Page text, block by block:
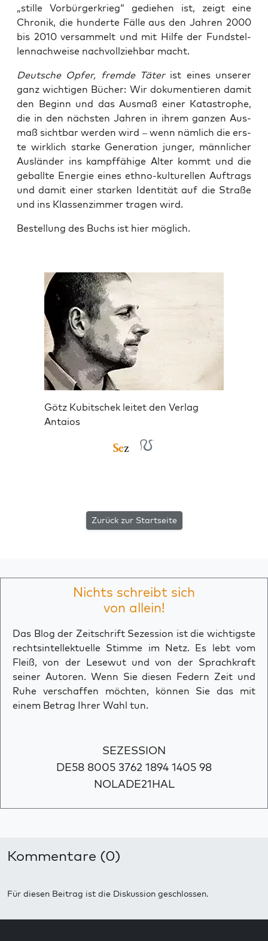
„stil­le Vor­bür­ger­krieg“ gedie­hen ist, zeigt eine
Chro­nik, die hun­der­te Fäl­le aus den Jah­ren 2000
bis 2010 ver­sam­melt und mit Hil­fe der Fund­stel­
len­nach­wei­se nach­voll­zieh­bar macht.
Deut­sche Opfer, frem­de Täterist eines unse­rer
ganz wich­ti­gen Bücher: Wir doku­men­tie­ren damit
den Beginn und das Aus­maß einer Kata­stro­phe,
die in den nächs­ten Jah­ren in ihrem gan­zen Aus­
maß sicht­bar wer­den wird – wenn näm­lich die ers­
te wirk­lich star­ke Gene­ra­ti­on jun­ger, männ­li­cher
Aus­län­der ins kampf­fä­hi­ge Alter kommt und die
geball­te Ener­gie eines eth­no-kul­tu­rel­len Auf­trags
und damit einer star­ken Iden­ti­tät auf die Stra­ße
und ins Klas­sen­zim­mer tra­gen wird.
Bestel­lung des Buchs ist hier möglich.
Götz Kubitschek leitet den Verlag
Antaios
Zurück zur Startseite
Nichts schreibt sich
von allein!
Das Blog der Zeitschrift Sezession ist die wichtigste
rechtsintellektuelle Stimme im Netz. Es lebt vom
Fleiß, von der Lesewut und von der Sprachkraft
seiner Autoren. Wenn Sie diesen Federn Zeit und
Ruhe verschaffen möchten, können Sie das mit
einem Betrag Ihrer Wahl tun.
SEZESSION
DE58 8005 3762 1894 1405 98
NOLADE21HAL
Kommentare (0)
Für diesen Beitrag ist die Diskussion geschlossen.